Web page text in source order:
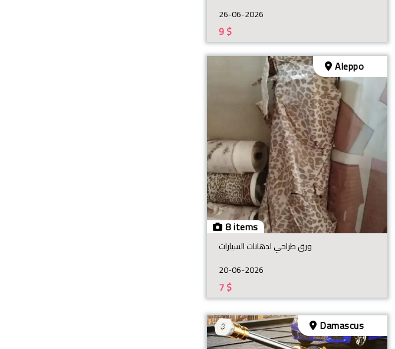
26-06-2026
$
9
8 items
Aleppo
ورق طراحي لدهانات السيارات
20-06-2026
$
7
Damascus